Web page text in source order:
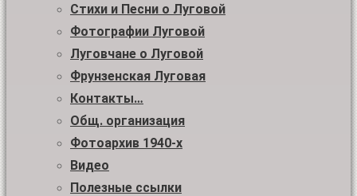
Стихи и Песни о Луговой
Фотографии Луговой
Луговчане о Луговой
Фрунзенская Луговая
Контакты…
Общ. организация
Фотоархив 1940-х
Видео
Полезные ссылки